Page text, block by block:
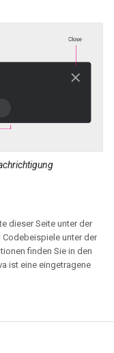
dieser Seite unter der
Codebeispiele unter der
finden Sie in den
ist eine eingetragene